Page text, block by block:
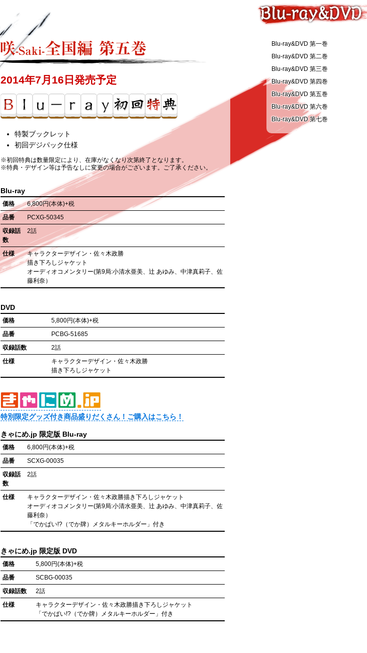
2014年7月16日発売予定
特製ブックレット
初回デジパック仕様
※初回特典は数量限定により、在庫がなくなり次第終了となります。
※特典・デザイン等は予告なしに変更の場合がございます。ご了承ください。
Blu-ray
価格
6,800円(本体)+税
品番
PCXG-50345
収録話
数
2話
仕様
キャラクターデザイン・佐々木政勝
描き下ろしジャケット
オーディオコメンタリー(第9局:小清水亜美、辻 あゆみ、中津真莉子、佐
藤利奈）
DVD
価格
5,800円(本体)+税
品番
PCBG-51685
収録話数
2話
仕様
キャラクターデザイン・佐々木政勝
描き下ろしジャケット
特別限定グッズ付き商品盛りだくさん！ご購入はこちら！
きゃにめ.jp 限定版 Blu-ray
価格
6,800円(本体)+税
品番
SCXG-00035
収録話
数
2話
仕様
キャラクターデザイン・佐々木政勝描き下ろしジャケット
オーディオコメンタリー(第9局:小清水亜美、辻 あゆみ、中津真莉子、佐
藤利奈）
「でかぱい!?（でか牌）メタルキーホルダー」付き
きゃにめ.jp 限定版 DVD
価格
5,800円(本体)+税
品番
SCBG-00035
収録話数
2話
仕様
キャラクターデザイン・佐々木政勝描き下ろしジャケット
「でかぱい!?（でか牌）メタルキーホルダー」付き
Blu-ray&DVD 第一巻
Blu-ray&DVD 第二巻
Blu-ray&DVD 第三巻
Blu-ray&DVD 第四巻
Blu-ray&DVD 第五巻
Blu-ray&DVD 第六巻
Blu-ray&DVD 第七巻